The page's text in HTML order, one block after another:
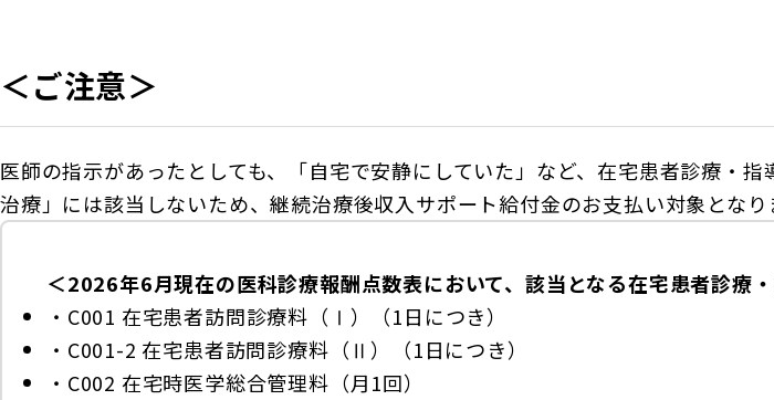
＜ご注意＞
医師の指示があったとしても、「自宅で安静にしていた」など、在宅患者診療・
治療」には該当しないため、継続治療後収入サポート給付金のお支払い対象となり
＜2026年6月現在の医科診療報酬点数表において、該当となる在宅患者診療
・C001 在宅患者訪問診療料（Ⅰ）（1日につき）
・C001-2 在宅患者訪問診療料（Ⅱ）（1日につき）
・C002 在宅時医学総合管理料（月1回）